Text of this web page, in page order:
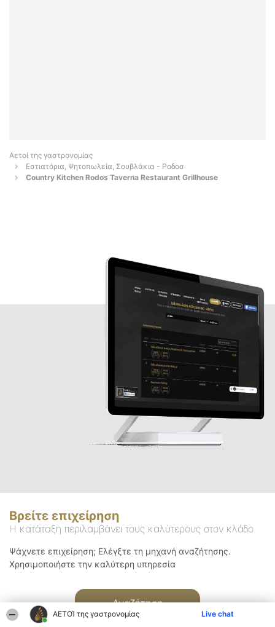
ΑΕΤΟΊ της γαστρονομίας Live chat
Αετοί της γαστρονομίας
Εστιατόρια, Ψητοπωλεία, Σουβλάκια - Ροδοσ
Country Kitchen Rodos Taverna Restaurant Grillhouse
Βρείτε επιχείρηση
Η κατάταξη περιλαμβάνει τους καλύτερους στον κλάδο
Ψάχνετε επιχείρηση; Ελέγξτε τη μηχανή αναζήτησης.
Χρησιμοποιήστε την καλύτερη υπηρεσία
Αναζήτηση